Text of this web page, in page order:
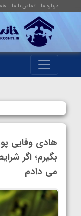
درباره ما تماس با ما
هادی وفایی
بگیرم؛ اگر
می دادم